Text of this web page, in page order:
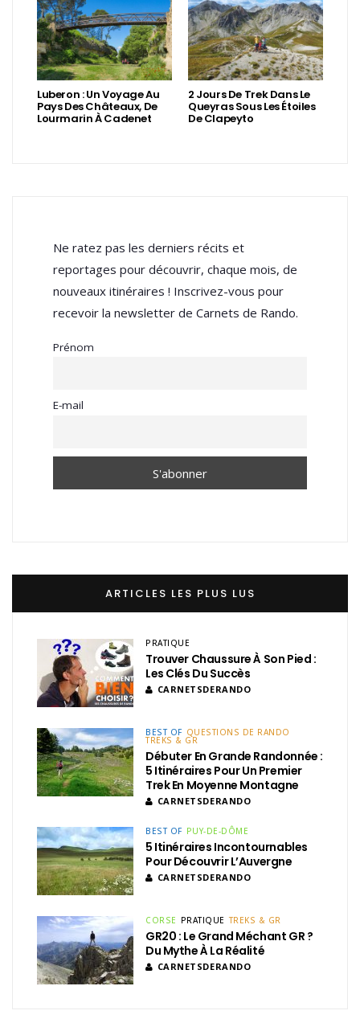
Luberon : Un Voyage Au
Pays Des Châteaux, De
Lourmarin À Cadenet
2 Jours De Trek Dans Le
Queyras Sous Les Étoiles
De Clapeyto
Ne ratez pas les derniers récits et
reportages pour découvrir, chaque mois, de
nouveaux itinéraires ! Inscrivez-vous pour
recevoir la newsletter de Carnets de Rando.
Prénom
E-mail
ARTICLES LES PLUS LUS
PRATIQUE
Trouver Chaussure À Son Pied :
Les Clés Du Succès
CARNETSDERANDO
BEST OF QUESTIONS DE RANDO
TREKS & GR
Débuter En Grande Randonnée :
5 Itinéraires Pour Un Premier
Trek En Moyenne Montagne
CARNETSDERANDO
BEST OF PUY-DE-DÔME
5 Itinéraires Incontournables
Pour Découvrir L’Auvergne
CARNETSDERANDO
CORSE PRATIQUE TREKS & GR
GR20 : Le Grand Méchant GR ?
Du Mythe À La Réalité
CARNETSDERANDO